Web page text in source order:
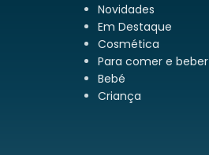
Novidades
Em Destaque
Cosmética
Para comer e beber
Bebé
Criança